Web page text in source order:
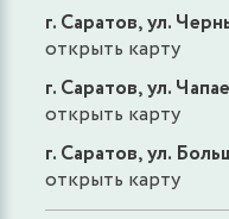
г. Саратов, ул.
открыть карту
г. Саратов, ул.
открыть карту
г. Саратов, ул.
открыть карту